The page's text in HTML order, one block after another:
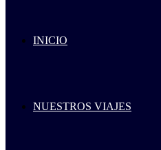
INICIO
NUESTROS VIAJES